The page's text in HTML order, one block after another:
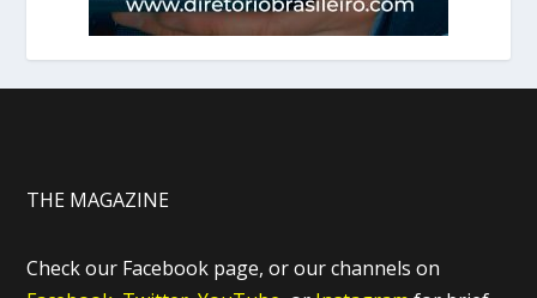
THE MAGAZINE
Check our Facebook page, or our channels on